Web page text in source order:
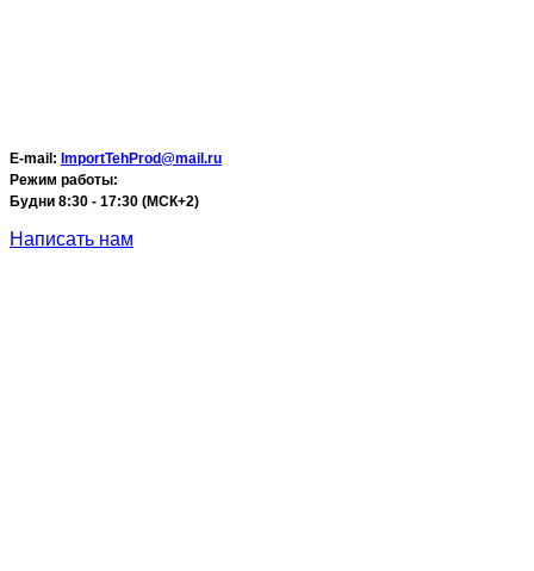
E-mail: ImportTehProd@mail.ru
Режим работы:
Будни 8:30 - 17:30 (МСК+2)
Написать нам